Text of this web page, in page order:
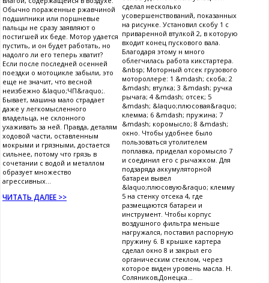
Обычно пораженные ржавчиной
подшипники или поршневые
пальцы не сразу заявляют о
постигшей их беде. Мотор удается
пустить, и он будет работать, но
надолго ли его теперь хватит?
Если после последней осенней
поездки о мотоцикле забыли, это
еще не значит, что весной
неизбежно &laquo;ЧП&raquo;.
Бывает, машина мало страдает
даже у легкомысленного
владельца, не склонного
ухаживать за ней. Правда, деталям
ходовой части, оставленным
мокрыми и грязными, достается
сильнее, потому что грязь в
сочетании с водой и металлом
образует множество
агрессивных...
ЧИТАТЬ ДАЛЕЕ >>
сделал несколько
усовершенствований, показанных
на рисунке. Установил скобу 1 с
приваренной втулкой 2, в которую
входит конец пускового вала.
Благодаря этому н много
облегчилась работа кикстартера.
&nbsp; Моторный отсек грузового
мотороллере: 1 &mdash; скоба; 2
&mdash; втулка; 3 &mdash; ручка
рычага; 4 &mdash; отсек; 5
&mdash; &laquo;плюсовая&raquo;
клемма; 6 &mdash; пружина; 7
&mdash; коромысло; 8 &mdash;
окно. Чтобы удобнее было
пользоваться утолителем
поплавка, приделал коромысло 7
и соединил его с рычажком. Для
подзаряда аккумуляторной
батареи вывел
&laquo;плюсовую&raquo; клемму
5 на стенку отсека 4, где
размещаются батареи и
инструмент. Чтобы корпус
воздушного фильтра меньше
нагружался, поставил распорную
пружину 6. В крышке картера
сделал окно 8 и закрыл его
органическим стеклом, через
которое виден уровень масла. Н.
Соляников,Донецка...